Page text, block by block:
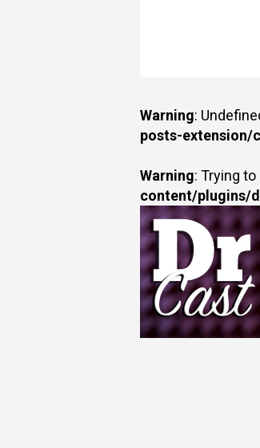
Warning:
posts-extension/
Warning: Trying
content/plugins/